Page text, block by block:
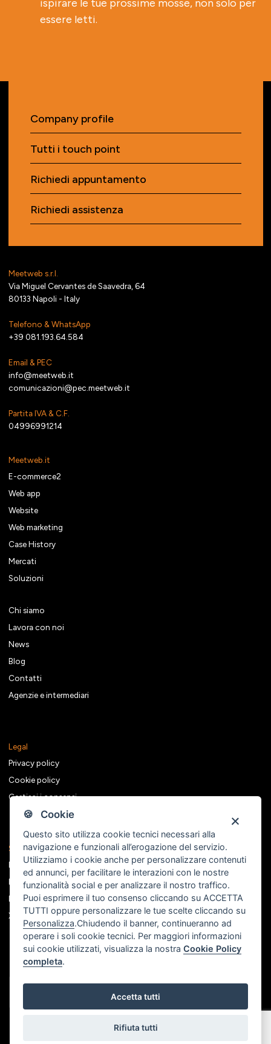
🍪 Cookie
Questo sito utilizza cookie tecnici necessari alla
navigazione e funzionali all’erogazione del servizio.
Utilizziamo i cookie anche per personalizzare contenuti
ed annunci, per facilitare le interazioni con le nostre
funzionalità social e per analizzare il nostro traffico.
Puoi esprimere il tuo consenso cliccando su ACCETTA
TUTTI oppure personalizzare le tue scelte cliccando su
Personalizza.Chiudendo il banner, continueranno ad
operare i soli cookie tecnici. Per maggiori informazioni
sui cookie utilizzati, visualizza la nostraCookie Policy
completa.
Accetta tutti
Rifiuta tutti
ispirare le tue prossime mosse, non solo per
essere letti.
Meetweb s.r.l.
Via Miguel Cervantes de Saavedra, 64
80133 Napoli - Italy
Telefono & WhatsApp
+39 081.193.64.584
Email & PEC
info@meetweb.it
comunicazioni@pec.meetweb.it
Partita IVA & C.F.
04996991214
Meetweb.it
E-commerce2
Web app
Website
Web marketing
Case History
Mercati
Soluzioni
Chi siamo
Lavora con noi
News
Blog
Contatti
Agenzie e intermediari
Legal
Privacy policy
Cookie policy
Gestisci i consensi
Seguici sui social
Facebook
Instagram
Linkedin
X
Company profile
Tutti i touch point
Richiedi appuntamento
Richiedi assistenza